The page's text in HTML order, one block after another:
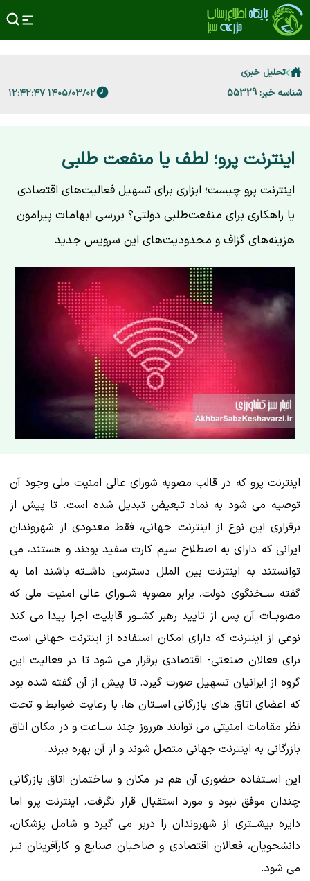
تحلیل خبری
شناسه خبر: 55329 ۱۴۰۵/۰۳/۰۲ ۱۲:۴۲:۴۷
اینترنت پرو؛ لطف یا منفعت طلبی
اینترنت پرو چیست؛ ابزاری برای تسهیل فعالیت‌های اقتصادی
یا راهکاری برای منفعت‌طلبی دولتی؟ بررسی ابهامات پیرامون
هزینه‌های گزاف و محدودیت‌های این سرویس جدید
اینترنت پرو که در قالب مصوبه شورای عالی امنیت ملی وجود آن
توصیه می شود به نماد تبعیض تبدیل شده است. تا پیش از
برقراری این نوع از اینترنت جهانی، فقط معدودی از شهروندان
ایرانی که دارای به اصطلاح سیم کارت سفید بودند و هستند، می
توانستند به اینترنت بین الملل دسترسی داشــته باشند اما به
گفته ســخنگوی دولت، برابر مصوبه شــورای عالی امنیت ملی که
مصوبــات آن پس از تایید رهبر کشــور قابلیت اجرا پیدا می کند
نوعی از اینترنت که دارای امکان استفاده از اینترنت جهانی است
برای فعالان صنعتی- اقتصادی برقرار می شود تا در فعالیت این
گروه از ایرانیان تسهیل صورت گیرد. تا پیش از آن گفته شده بود
که اعضای اتاق های بازرگانی اســتان ها، با رعایت ضوابط و تحت
نظر مقامات امنیتی می توانند هرروز چند ســاعت و در مکان اتاق
بازرگانی به اینترنت جهانی متصل شوند و از آن بهره ببرند.
این اســتفاده حضوری آن هم در مکان و ساختمان اتاق بازرگانی
چندان موفق نبود و مورد استقبال قرار نگرفت. اینترنت پرو اما
دایره بیشــتری از شهروندان را دربر می گیرد و شامل پزشکان،
دانشجویان، فعالان اقتصادی و صاحبان صنایع و کارآفرینان نیز
می شود.